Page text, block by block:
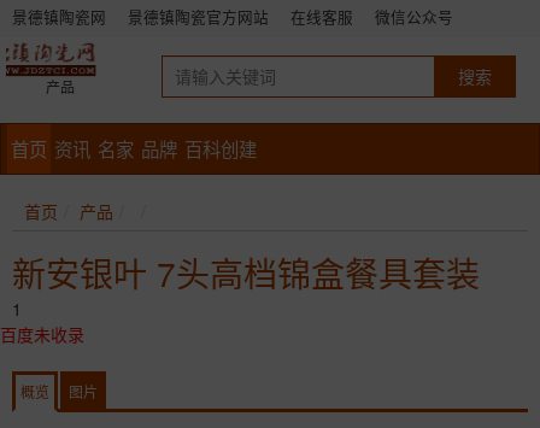
景德镇陶瓷网 景德镇陶瓷官方网站 在线客服 微信公众号
产品
首页 资讯 名家 品牌 百科创建
首页 产品
新安银叶 7头高档锦盒餐具套装
1
百度未收录
概览 图片